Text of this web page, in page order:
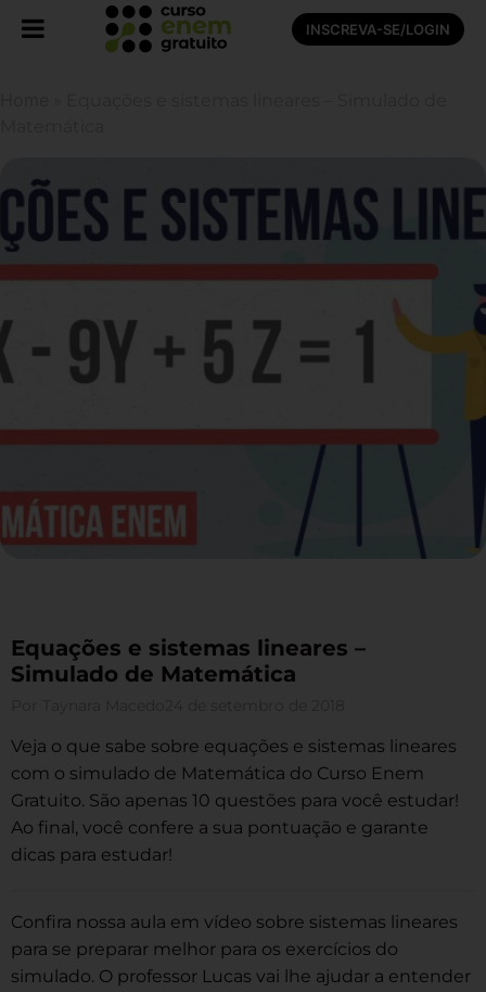
INSCREVA-SE/LOGIN
Equações e sistemas lineares –
Simulado de Matemática
Veja o que sabe sobre equações e sistemas lineares
com o simulado de Matemática do Curso Enem
Gratuito. São apenas 10 questões para você estudar!
Ao final, você confere a sua pontuação e garante
dicas para estudar!
Confira nossa aula em vídeo sobre sistemas lineares
para se preparar melhor para os exercícios do
simulado. O professor Lucas vai lhe ajudar a entender